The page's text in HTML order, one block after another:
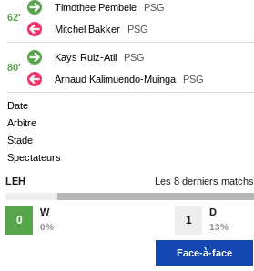
62'
Timothee Pembele
PSG
Mitchel Bakker
PSG
80'
Kays Ruiz-Atil
PSG
Arnaud Kalimuendo-Muinga
PSG
Date
Arbitre
Stade
Spectateurs
LEH Les 8 derniers matchs
0
W
0%
1
D
13%
Face-à-face